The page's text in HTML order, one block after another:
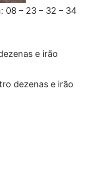
08 – 23 – 32 – 34
e irão
dezenas e irão